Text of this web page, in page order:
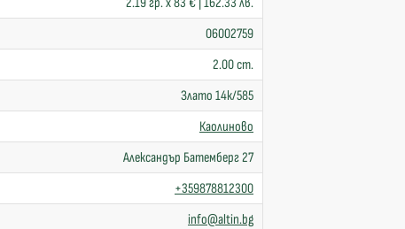
06002759
2.00 cm.
Злато 14к/585
Каолиново
Александър Батемберг 27
+359878812300
info@altin.bg